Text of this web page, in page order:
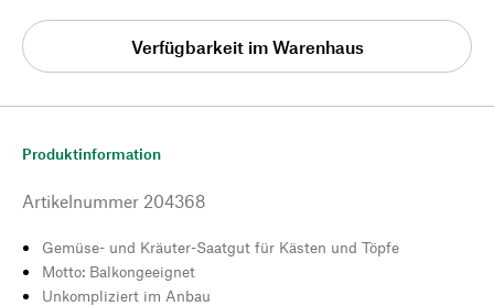
Verfügbarkeit im Warenhaus
Produktinformation
Artikelnummer 204368
Gemüse- und Kräuter-Saatgut für Kästen und Töpfe
Motto: Balkongeeignet
Unkompliziert im Anbau